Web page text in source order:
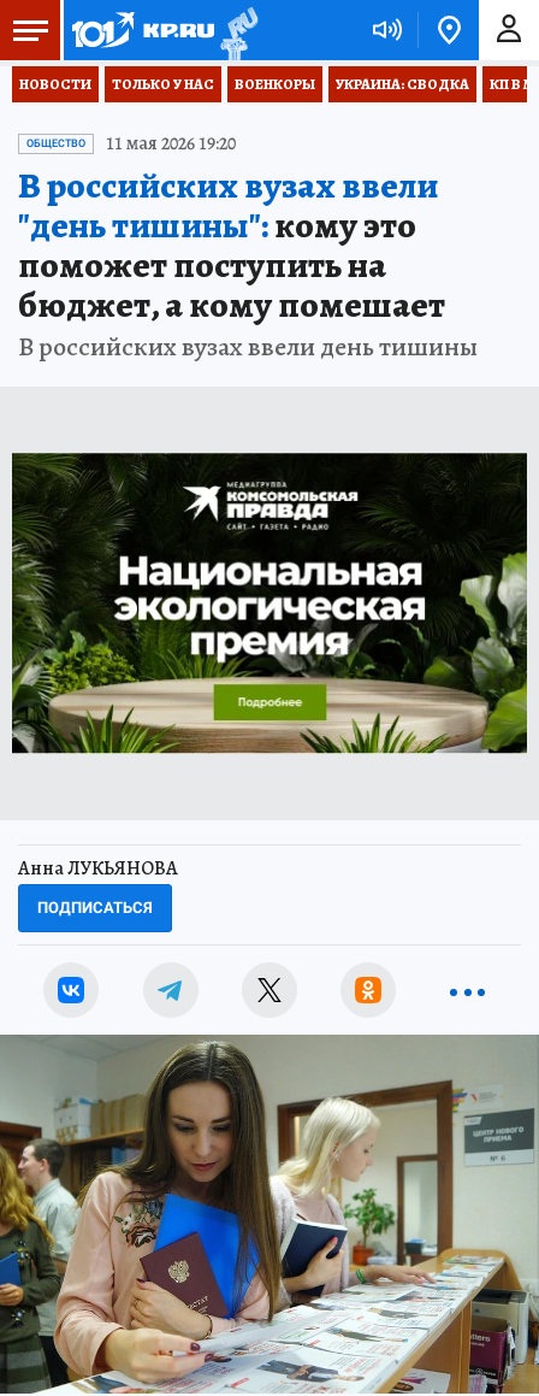
НОВОСТИ ТОЛЬКО У НАС ВОЕНКОРЫ УКРАИНА: СВОДКА КП В
ОБЩЕСТВО 11 мая 2026 19:20
В российских вузах ввели
"день тишины":кому это
поможет поступить на
бюджет, а кому помешает
В российских вузах ввели день тишины
Анна ЛУКЬЯНОВА
ПОДПИСАТЬСЯ